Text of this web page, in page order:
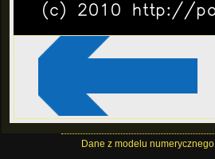
Dane z modelu numerycznego